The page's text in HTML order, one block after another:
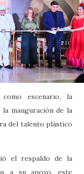
escenario, la
inauguración de la
del talento plástico
el respaldo de la
a su apoyo, este